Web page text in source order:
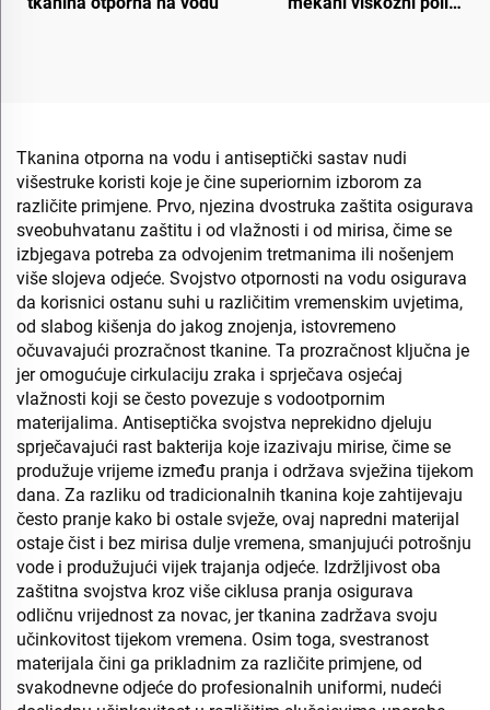
Tkanina otporna na vodu i antiseptički sastav nudi
višestruke koristi koje je čine superiornim izborom za
različite primjene. Prvo, njezina dvostruka zaštita osigurava
sveobuhvatanu zaštitu i od vlažnosti i od mirisa, čime se
izbjegava potreba za odvojenim tretmanima ili nošenjem
više slojeva odjeće. Svojstvo otpornosti na vodu osigurava
da korisnici ostanu suhi u različitim vremenskim uvjetima,
od slabog kišenja do jakog znojenja, istovremeno
očuvavajući prozračnost tkanine. Ta prozračnost ključna je
jer omogućuje cirkulaciju zraka i sprječava osjećaj
vlažnosti koji se često povezuje s vodootpornim
materijalima. Antiseptička svojstva neprekidno djeluju
sprječavajući rast bakterija koje izazivaju mirise, čime se
produžuje vrijeme između pranja i održava svježina tijekom
dana. Za razliku od tradicionalnih tkanina koje zahtijevaju
često pranje kako bi ostale svježe, ovaj napredni materijal
ostaje čist i bez mirisa dulje vremena, smanjujući potrošnju
vode i produžujući vijek trajanja odjeće. Izdržljivost oba
zaštitna svojstva kroz više ciklusa pranja osigurava
odličnu vrijednost za novac, jer tkanina zadržava svoju
učinkovitost tijekom vremena. Osim toga, svestranost
materijala čini ga prikladnim za različite primjene, od
svakodnevne odjeće do profesionalnih uniformi, nudeći